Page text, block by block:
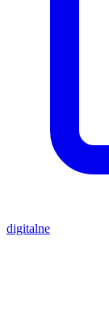
digitalne